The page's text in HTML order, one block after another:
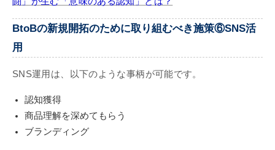
BtoBの新規開拓のために取り組むべき施策⑥SNS活
用
SNS運用は、以下のような事柄が可能です。
認知獲得
商品理解を深めてもらう
ブランディング